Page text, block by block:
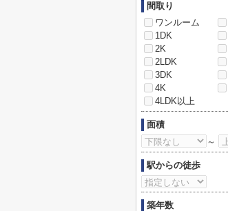
間取り
ワンルーム
1DK
2K
2LDK
3DK
4K
4LDK以上
面積
～
駅からの徒歩
築年数